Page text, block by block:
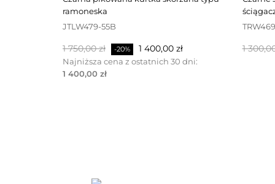
ramoneska
JTLW479-55B
Cena
podstawowa
1 750,00 zł -20% Cena
1 400,00 zł
Najniższa cena z ostatnich 30 dni:
1 400,00 zł
Cena
1